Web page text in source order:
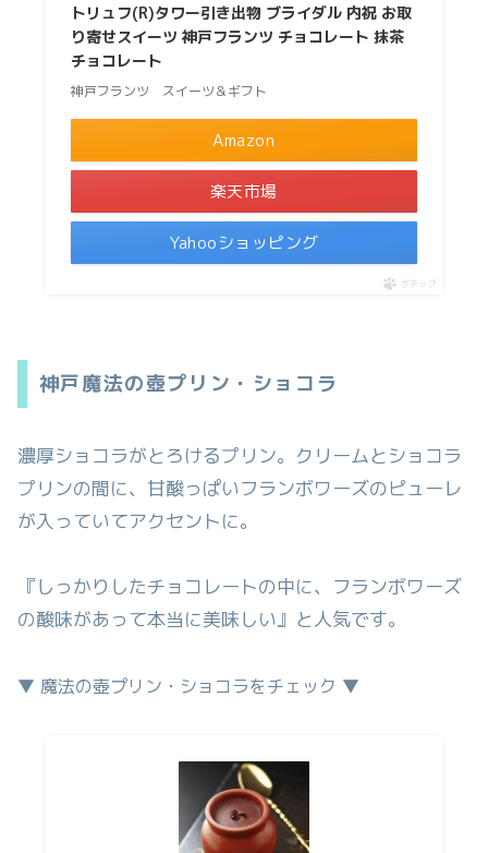
トリュフ(R)タワー引き出物 ブライダル 内祝 お取
り寄せスイーツ 神戸フランツ チョコレート 抹茶
チョコレート
神戸フランツ スイーツ＆ギフト
Amazon
楽天市場
Yahooショッピング
ポチップ
神戸魔法の壺プリン・ショコラ
濃厚ショコラがとろけるプリン。クリームとショコラ
プリンの間に、甘酸っぱいフランボワーズのピューレ
が入っていてアクセントに。
『しっかりしたチョコレートの中に、フランボワーズ
の酸味があって本当に美味しい』と人気です。
▼ 魔法の壺プリン・ショコラをチェック ▼